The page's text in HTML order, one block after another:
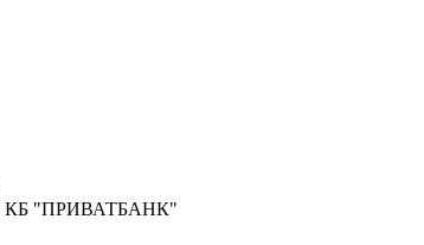
КБ "ПРИВАТБАНК"